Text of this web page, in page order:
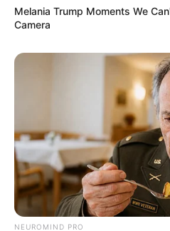
Melania Trump Moments We
Camera
NEUROMIND PRO